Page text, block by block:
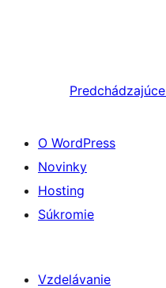
Predchádzajúce
O WordPress
Novinky
Hosting
Súkromie
Vzdelávanie